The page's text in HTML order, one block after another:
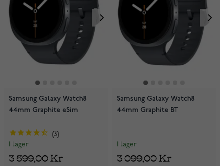
Samsung Galaxy Watch8
44mm Graphite eSim
3
I lager
3 599,00 Kr
Samsung Galaxy Watch8
44mm Graphite BT
I lager
3 099,00 Kr